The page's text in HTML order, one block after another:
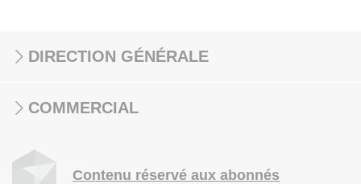
DIRECTION GÉNÉRALE
COMMERCIAL
Contenu réservé aux abonnés